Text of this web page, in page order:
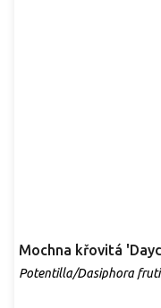
Mochna křovitá
Potentilla/Dasiphora